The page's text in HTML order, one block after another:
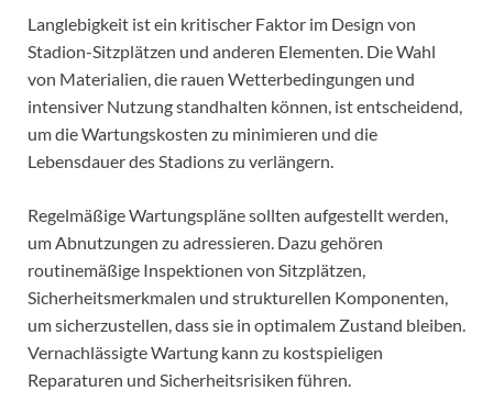
Langlebigkeit ist ein kritischer Faktor im Design von
Stadion-Sitzplätzen und anderen Elementen. Die Wahl
von Materialien, die rauen Wetterbedingungen und
intensiver Nutzung standhalten können, ist entscheidend,
um die Wartungskosten zu minimieren und die
Lebensdauer des Stadions zu verlängern.
Regelmäßige Wartungspläne sollten aufgestellt werden,
um Abnutzungen zu adressieren. Dazu gehören
routinemäßige Inspektionen von Sitzplätzen,
Sicherheitsmerkmalen und strukturellen Komponenten,
um sicherzustellen, dass sie in optimalem Zustand bleiben.
Vernachlässigte Wartung kann zu kostspieligen
Reparaturen und Sicherheitsrisiken führen.